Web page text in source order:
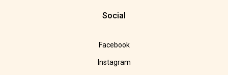
Social
Facebook
Instagram